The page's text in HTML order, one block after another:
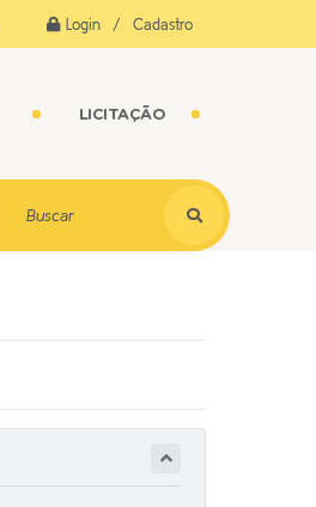
Login / Cadastro
LICITAÇÃO